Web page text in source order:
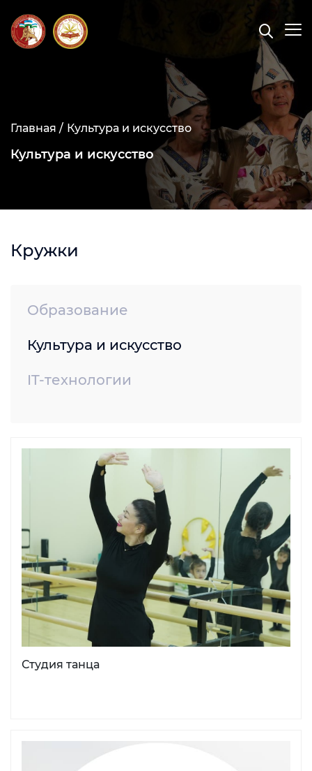
Главная / Культура и искусство
Культура и искусство
Кружки
Образование
Культура и искусство
IT-технологии
Студия танца